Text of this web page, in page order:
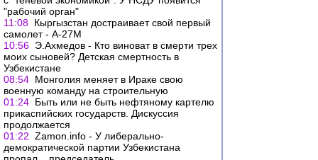
"рабочий орган"
11:08 Кыргызстан достраивает свой первый
самолет - А-27М
10:56 Э.Ахмедов - Кто виноват в смерти трех
моих сыновей? Детская смертность в
Узбекистане
08:54 Монголия меняет в Ираке свою
военную команду на строительную
01:24 Быть или не быть нефтяному картелю
прикаспийских государств. Дискуссия
продолжается
01:22 Zamon.info - У либерально-
демократической партии Узбекистана